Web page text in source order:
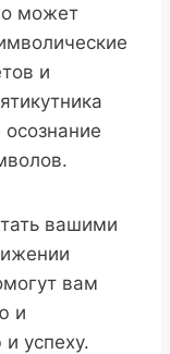
может
и
вашими
вам
и
успеху.